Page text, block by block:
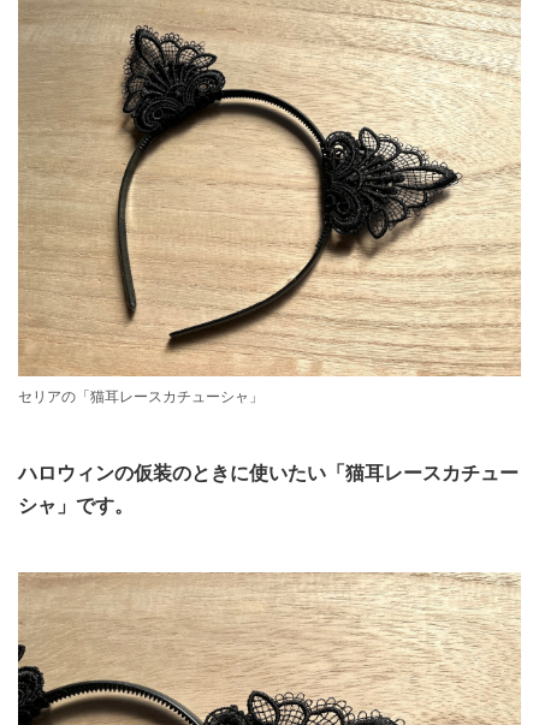
セリアの「猫耳レースカチューシャ」
ハロウィンの仮装のときに使いたい「猫耳レースカチュー
シャ」です。